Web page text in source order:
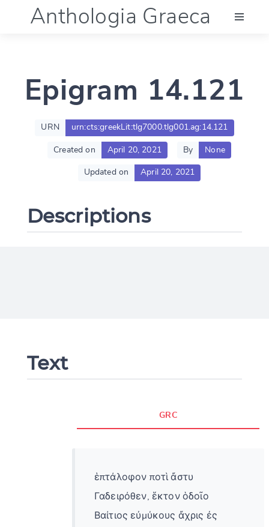
Anthologia Graeca
Language (en)
Documentation
Epigram 14.121
URN urn:cts:greekLit:tlg7000.tlg001.ag:14.121
Created on April 20, 2021 By None
Updated on April 20, 2021
Descriptions
Text
GRC
ἑπτάλοφον ποτὶ ἄστυ
Γαδειρόθεν, ἕκτον ὁδοῖο
Βαίτιος εὐμύκους ἄχρις ἐς